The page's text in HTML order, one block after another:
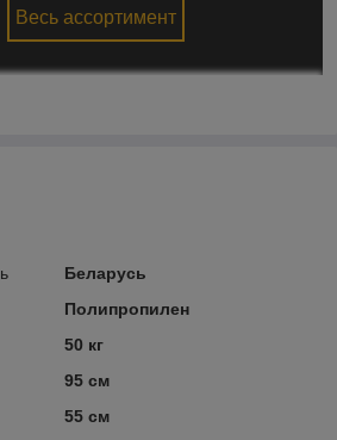
Весь ассортимент
Беларусь
Полипропилен
50 кг
95 см
55 см